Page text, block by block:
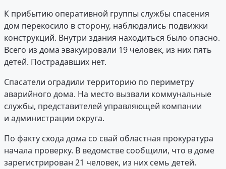
К прибытию оперативной группы службы спасения
дом перекосило в сторону, наблюдались подвижки
конструкций. Внутри здания находиться было опасно.
Всего из дома эвакуировали 19 человек, из них пять
детей. Пострадавших нет.
Спасатели оградили территорию по периметру
аварийного дома. На место вызвали коммунальные
службы, представителей управляющей компании
и администрации округа.
По факту схода дома со свай областная прокуратура
начала проверку. В ведомстве сообщили, что в доме
зарегистрирован 21 человек, из них семь детей.